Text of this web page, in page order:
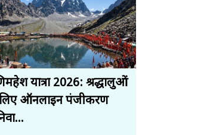
यात्रा 2026: श्रद्धालुओं
ऑनलाइन पंजीकरण